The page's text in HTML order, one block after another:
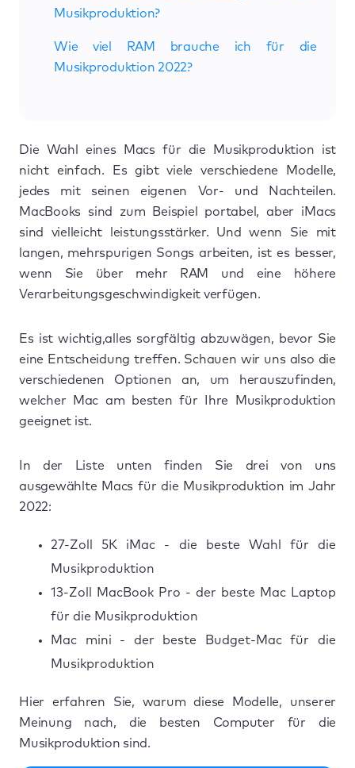
Musikproduktion?
Wie viel RAM brauche ich für die
Musikproduktion 2022?
Die Wahl eines Macs für die Musikproduktion ist
nicht einfach. Es gibt viele verschiedene Modelle,
jedes mit seinen eigenen Vor- und Nachteilen.
MacBooks sind zum Beispiel portabel, aber iMacs
sind vielleicht leistungsstärker. Und wenn Sie mit
langen, mehrspurigen Songs arbeiten, ist es besser,
wenn Sie über mehr RAM und eine höhere
Verarbeitungsgeschwindigkeit verfügen.
Es ist wichtig,alles sorgfältig abzuwägen, bevor Sie
eine Entscheidung treffen. Schauen wir uns also die
verschiedenen Optionen an, um herauszufinden,
welcher Mac am besten für Ihre Musikproduktion
geeignet ist.
In der Liste unten finden Sie drei von uns
ausgewählte Macs für die Musikproduktion im Jahr
2022:
27-Zoll 5K iMac - die beste Wahl für die
Musikproduktion
13-Zoll MacBook Pro - der beste Mac Laptop
für die Musikproduktion
Mac mini - der beste Budget-Mac für die
Musikproduktion
Hier erfahren Sie, warum diese Modelle, unserer
Meinung nach, die besten Computer für die
Musikproduktion sind.